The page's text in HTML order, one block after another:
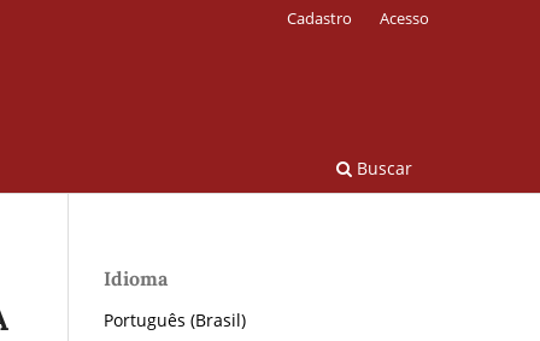
Buscar
Cadastro Acesso
Idioma
Português (Brasil)